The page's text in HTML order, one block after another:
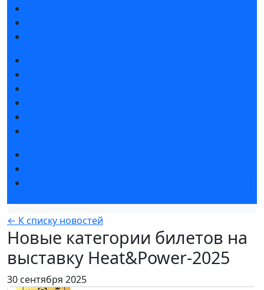
← К списку новостей
Новые категории билетов на
выставку Heat&Power-2025
30 сентября 2025